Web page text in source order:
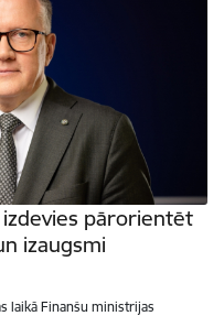
pārorientēt
izaugsmi
laikā Finanšu ministrijas